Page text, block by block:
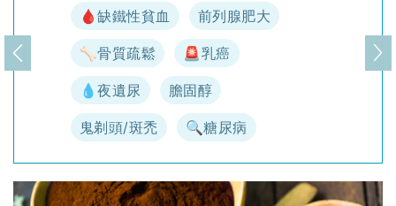
🩸缺鐵性貧血 前列腺肥大
🦴骨質疏鬆 🚨乳癌
💧夜遺尿 膽固醇
鬼剃頭/斑禿 🔍糖尿病
上一頁 下